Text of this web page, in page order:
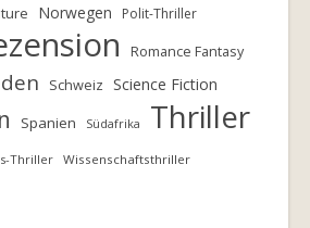
Norwegen Polit-Thriller
Romance Fantasy
Schweiz Science Fiction
Spanien Südafrika Thriller
Thriller Wissenschaftsthriller